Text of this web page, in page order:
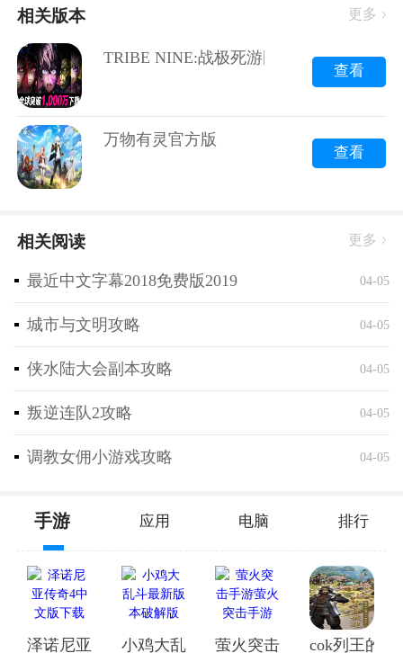
酷炫的3D动作RPG游戏《TRIBE NINE：战极死游》
Games联手打造的力作！现在，这款游戏已经在全球范
围内开启了同步事前预约，而且，它就是即将横扫国际
服的TRIBE NINE:战极死游国际服！准备好迎接这场刺
激的冒险了吗？那就跟我一起，从多个角度来探索这个
即将到来的游戏盛宴吧！
一、世界观与故事背景
华都市，而是一个被不合理所支配的新东京。在这个世
极游戏”（ExtremeGames）来统治整个城市。为了反抗
ZERO的统治，一群勇敢的少年少女们组成了反抗组
织，他们将在生死之间展开一场激烈的战斗。而
《TRIBE NINE：战极死游》的故事，就是围绕这些反
抗者们展开的。
二、游戏特色与玩法
相关版本 更多
TRIBE NINE:战极死游国际服
查看
万物有灵官方版
查看
相关阅读 更多
最近中文字幕2018免费版2019 04-05
城市与文明攻略 04-05
侠水陆大会副本攻略 04-05
叛逆连队2攻略 04-05
调教女佣小游戏攻略 04-05
手游 应用 电脑 排行
泽诺尼亚传奇4中文版下载小鸡大乱斗最新版本破解版
萤火突击手游萤火突击手
cok列王的纷